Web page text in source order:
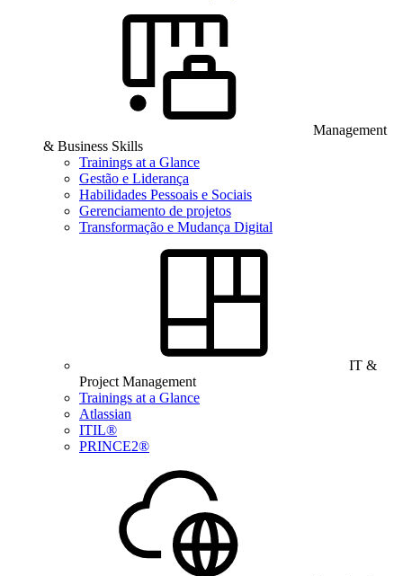
Management
& Business Skills
Trainings at a Glance
Gestão e Liderança
Habilidades Pessoais e Sociais
Gerenciamento de projetos
Transformação e Mudança Digital
IT &
Project Management
Trainings at a Glance
Atlassian
ITIL®
PRINCE2®